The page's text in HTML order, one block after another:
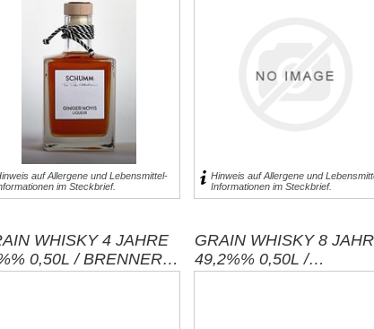
auf Allergene und Lebensmittel-
im Steckbrief.
Hinweis auf Allergene und
Informationen im Steckbrief.
69,00 € inkl. MwSt.
für 0,75l entspricht 92,00 € pro 1 l
exklusive
WHISKY 4 JAHRE
0,50L / BRENNEREI
GRAIN WHISKY 8
49,2%% 0,50L /
BRENNEREI